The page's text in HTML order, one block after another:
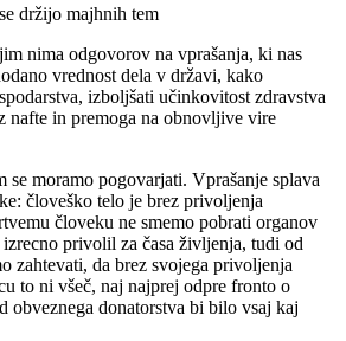
držijo majhnih tem
nima odgovorov na vprašanja, ki nas
vrednost dela v državi, kako
izboljšati učinkovitost zdravstva
nafte in premoga na obnovljive vire
se moramo pogovarjati. Vprašanje splava
človeško telo je brez privoljenja
človeku ne smemo pobrati organov
privolil za časa življenja, tudi od
zahtevati, da brez svojega privoljenja
to ni všeč, naj najprej odpre fronto o
obveznega donatorstva bi bilo vsaj kaj